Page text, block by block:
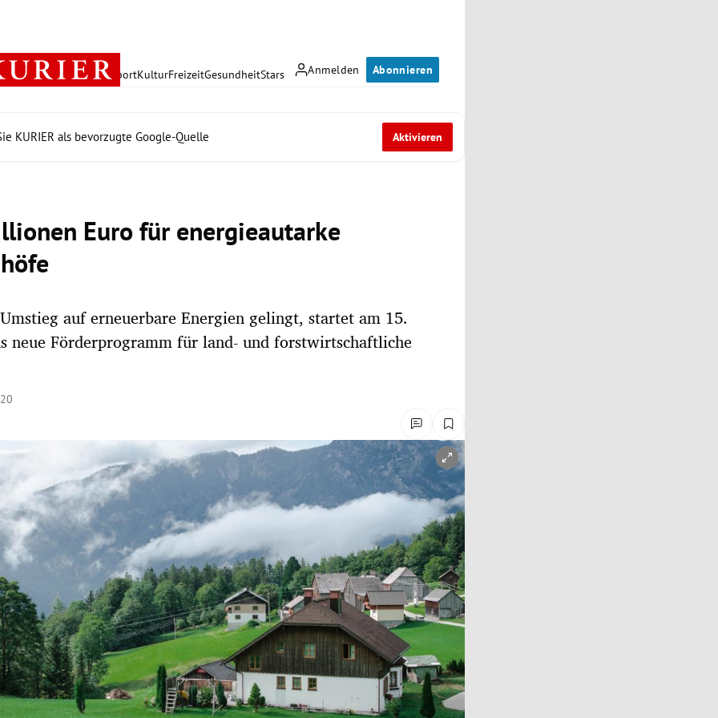
Anmelden Abonnieren
PolitikWirtschaft SportKulturFreizeitGesundheitStars
KURIER als bevorzugte Google-Quelle Aktivieren
Euro für energieautarke
auf erneuerbare Energien gelingt, startet am 15.
neue Förderprogramm für land- und forstwirtschaftliche
öffnen/schließen